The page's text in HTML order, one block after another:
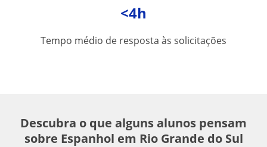
<4h
Tempo médio de resposta às solicitações
Descubra o que alguns alunos pensam
sobre Espanhol em Rio Grande do Sul